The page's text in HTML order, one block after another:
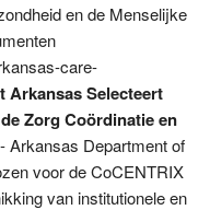
en de Menselijke
care-
Arkansas Selecteert
Zorg Coördinatie en
- Arkansas Department of
voor de CoCENTRIX
van institutionele en